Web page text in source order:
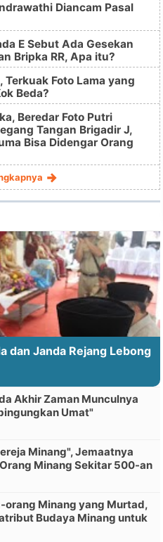
Diancam Pasal
E Sebut Ada Gesekan
Bripka RR, Apa itu?
Foto Lama yang
Beda?
Beredar Foto Putri
Tangan Brigadir J,
Bisa Didengar Orang
dan Janda Rejang Lebong
Akhir Zaman Munculnya
Umat"
Minang", Jemaatnya
Minang Sekitar 500-an
orang Minang yang Murtad,
Budaya Minang untuk